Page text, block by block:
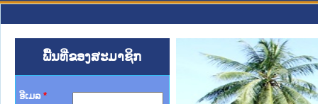
ພື້ນທີ່ຂອງສະມາຊິກ
ອີເມລ *